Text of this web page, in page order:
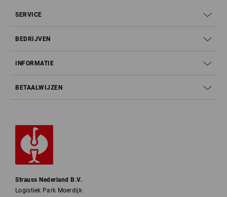
SERVICE
BEDRIJVEN
INFORMATIE
BETAALWIJZEN
Strauss Nederland B.V.
Logistiek Park Moerdijk